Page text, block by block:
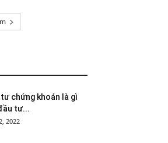
chứng khoán là gì
tư...
2022